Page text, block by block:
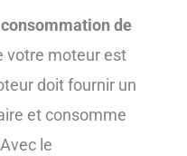
de
votre moteur est
doit fournir un
et consomme
le